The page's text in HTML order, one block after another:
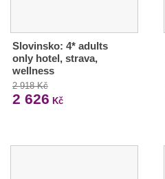
Slovinsko: 4* adults
only hotel, strava,
wellness
2 918 Kč
2 626 Kč